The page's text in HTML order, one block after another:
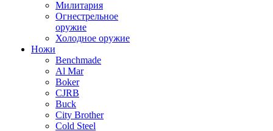
Милитария
Огнестрельное
оружие
Холодное оружие
Ножи
Benchmade
Al Mar
Boker
CJRB
Buck
City Brother
Cold Steel